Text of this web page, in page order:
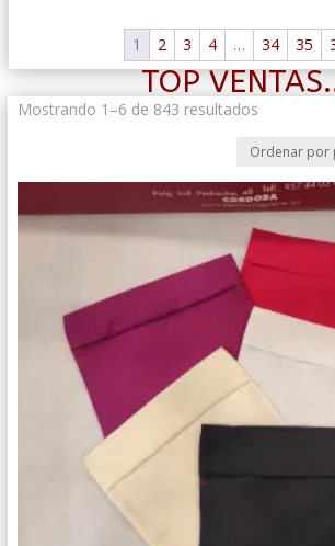
1 2 3 4 … 34 35
TOP
Mostrando 1–6 de 843 resultadosOrdenado